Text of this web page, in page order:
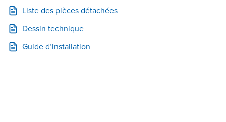
Liste des pièces détachées
Dessin technique
Guide d’installation